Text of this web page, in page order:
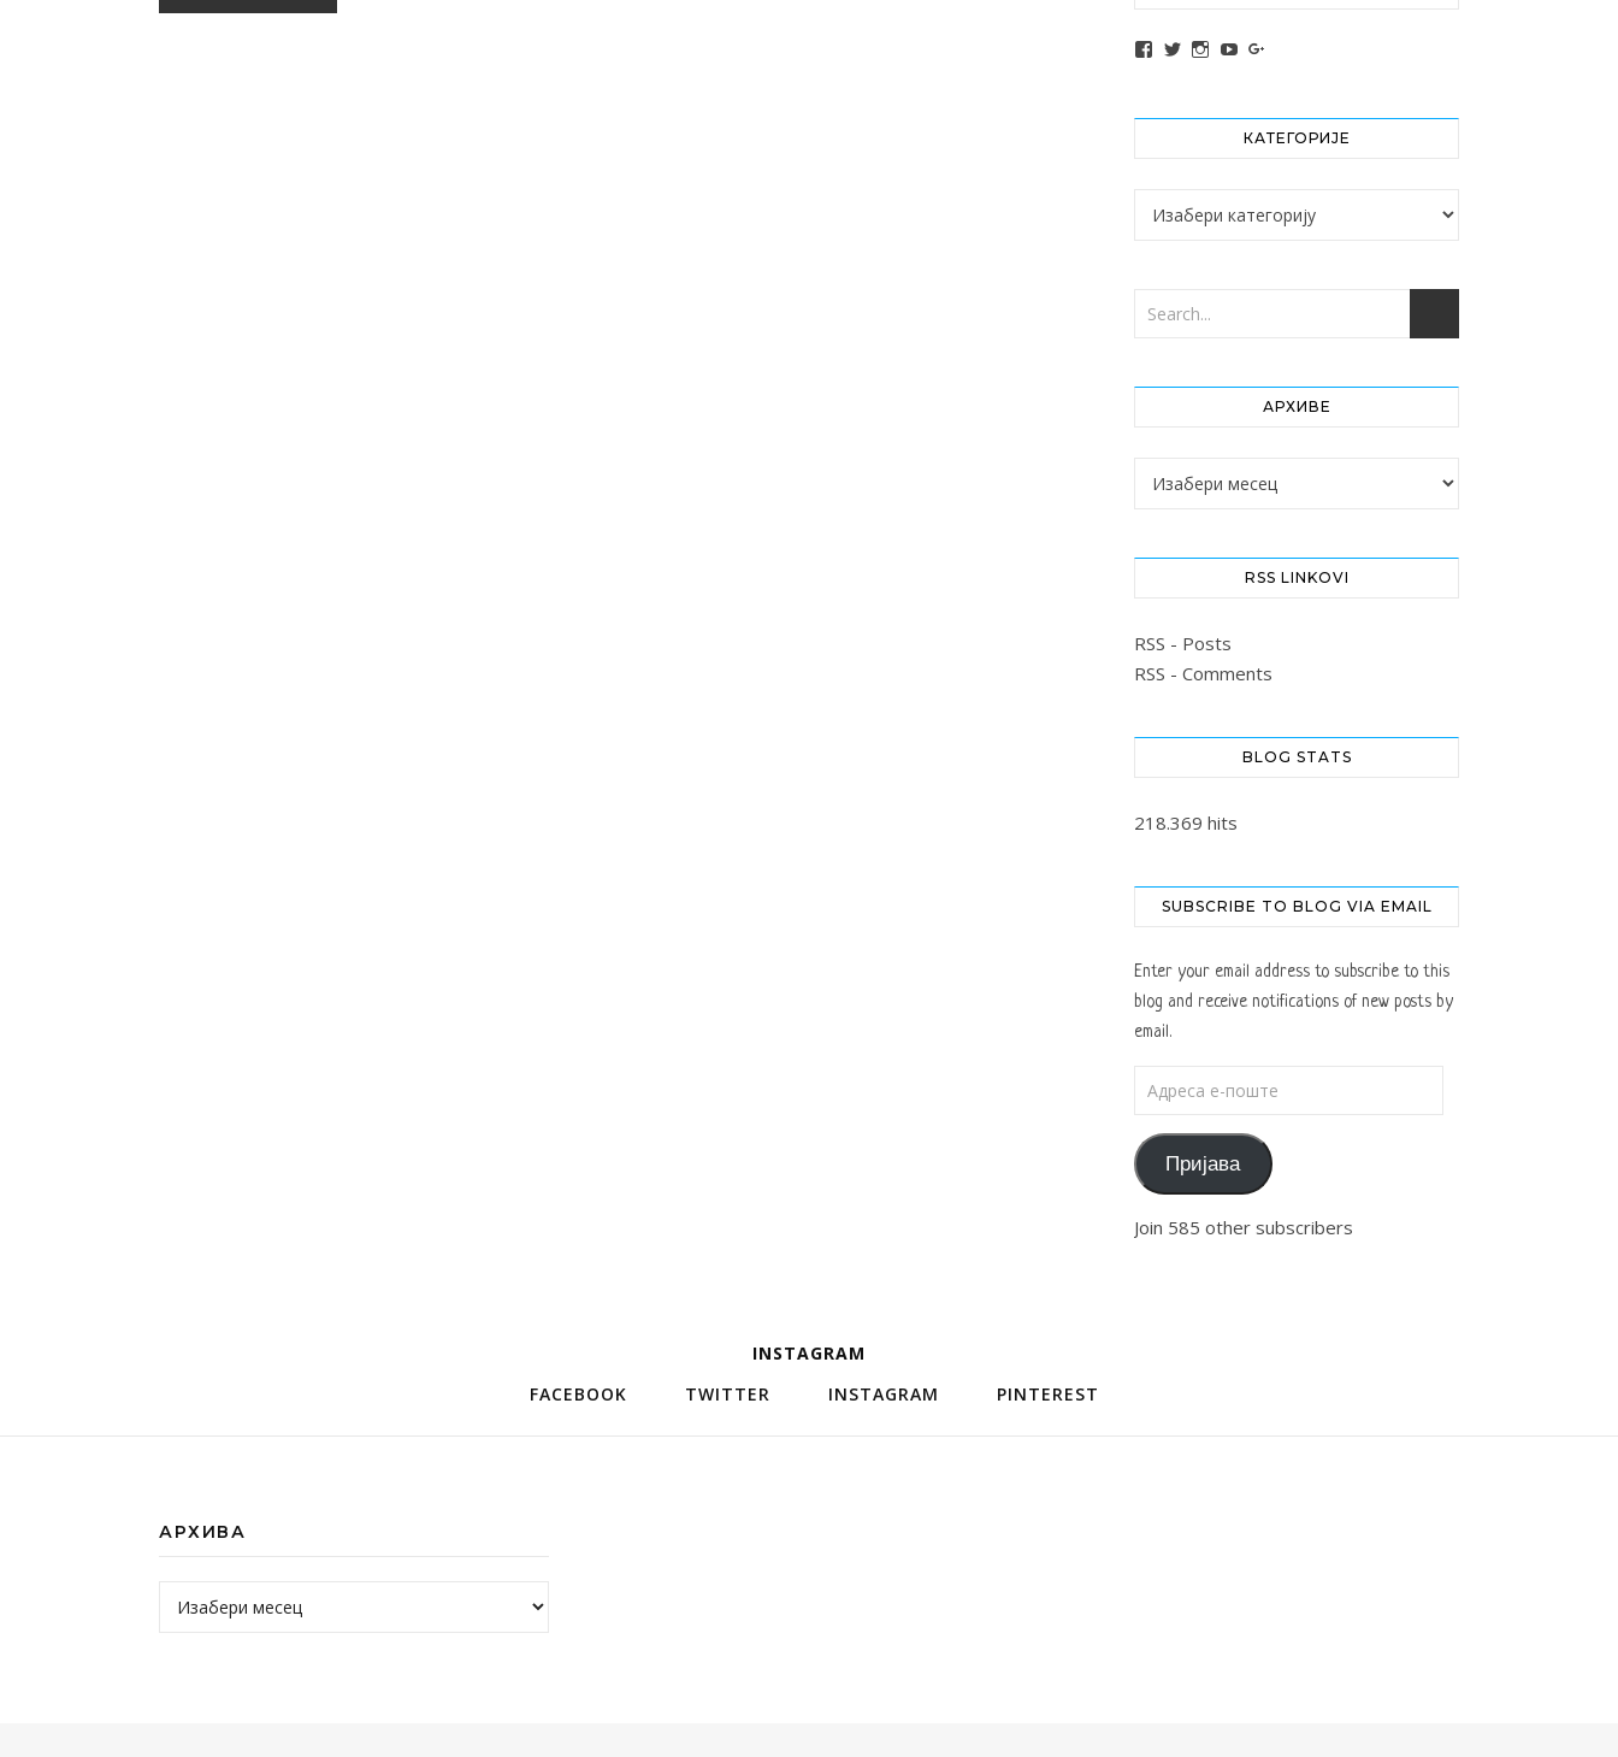
View altochef’s profile on Facebook
View jovancica73’s profile on Twitter
View jovancica73’s profile on Instagram
View jovancica73’s profile on YouTube
КАТЕГОРИЈЕ
Категорије
АРХИВЕ
Архиве
RSS LINKOVI
RSS - Posts
RSS - Comments
BLOG STATS
218.369 hits
SUBSCRIBE TO BLOG VIA EMAIL
Enter your email address to subscribe to this
blog and receive notifications of new posts by
email.
Пријава
Join 585 other subscribers
INSTAGRAM
FACEBOOK
TWITTER INSTAGRAM PINTEREST
АРХИВА
Архива